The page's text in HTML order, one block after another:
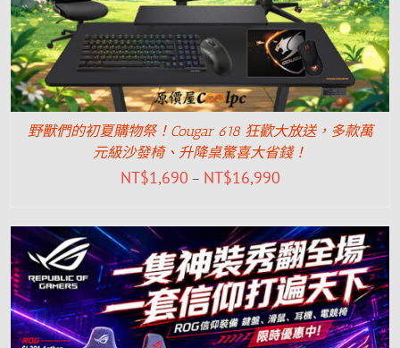
野獸們的初夏購物祭！Cougar 618 狂歡大放送，多款萬
元級沙發椅、升降桌驚喜大省錢！
NT$1,690 – NT$16,990